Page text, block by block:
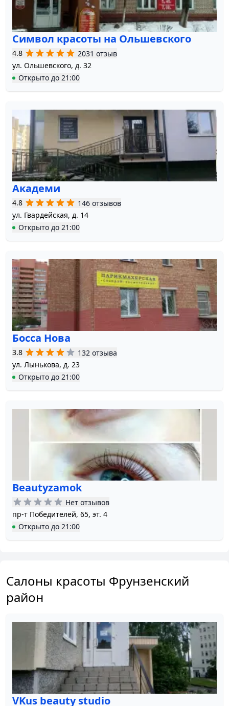
Символ красоты на Ольшевского
4.8
2031 отзыв
ул. Ольшевского, д. 32
Открыто до 21:00
Академи
4.8
146 отзывов
ул. Гвардейская, д. 14
Открыто до 21:00
Босса Нова
3.8
132 отзыва
ул. Лынькова, д. 23
Открыто до 21:00
Beautyzamok
Нет отзывов
пр-т Победителей, 65, эт. 4
Открыто до 21:00
Салоны красоты Фрунзенский
район
VKus beauty studio